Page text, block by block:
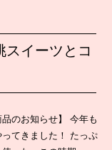
スイーツとコ
品のお知らせ】 今年も
てきました！ たっぷ